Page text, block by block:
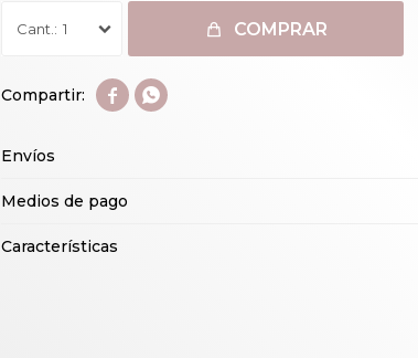
1 COMPRAR
 
Envíos
Medios de pago
Características